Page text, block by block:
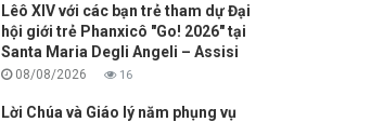
Lêô XIV với các bạn trẻ tham dự Đại
hội giới trẻ Phanxicô "Go! 2026" tại
Santa Maria Degli Angeli – Assisi
08/08/2026 16
Lời Chúa và Giáo lý năm phụng vụ